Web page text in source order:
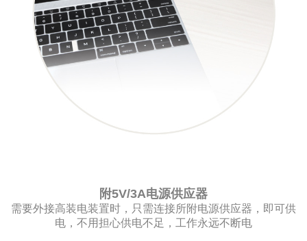
附5V/3A电源供应器
需要外接高装电装置时，只需连接所附电源供应器，即可供
电，不用担心供电不足，工作永远不断电